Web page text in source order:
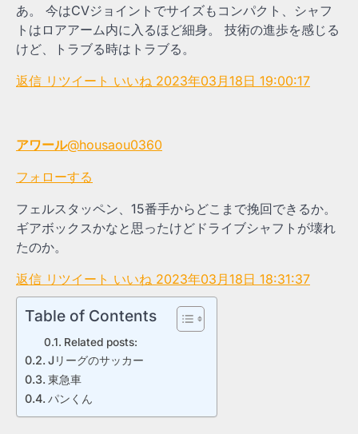
あ。 今はCVジョイントでサイズもコンパクト、シャフ
トはロアアーム内に入るほど細身。 技術の進歩を感じる
けど、トラブる時はトラブる。
返信 リツイート いいね 2023年03月18日 19:00:17
アワール@housaou0360
フォローする
フェルスタッペン、15番手からどこまで挽回できるか。
ギアボックスかなと思ったけどドライブシャフトが壊れ
たのか。
返信 リツイート いいね 2023年03月18日 18:31:37
Table of Contents
Related posts:
Jリーグのサッカー
東急車
パンくん